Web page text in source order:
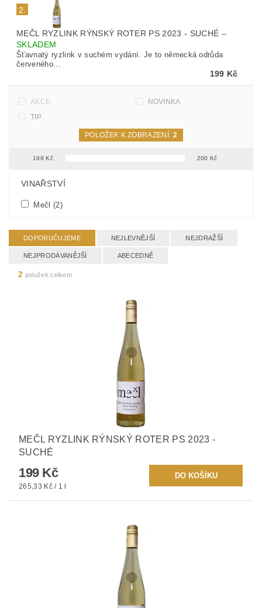
2.
MEČL RYZLINK RÝNSKÝ ROTER PS 2023 - SUCHÉ –
SKLADEM
Šťavnatý ryzlink v suchém vydání. Je to německá odrůda
červeného...
199 Kč
AKCE
NOVINKA
TIP
199 Kč 200 Kč
POLOŽEK K ZOBRAZENÍ: 2
FILTR PODLE PARAMETRŮ, VLASTNOSTÍ A VÝROBCŮ
VINAŘSTVÍ
Mečl (2)
DOPORUČUJEME NEJLEVNĚJŠÍ NEJDRAŽŠÍ
NEJPRODÁVANĚJŠÍ ABECEDNĚ
2 položek celkem
MEČL RYZLINK RÝNSKÝ ROTER PS 2023 -
SUCHÉ
199 Kč
265,33 Kč / 1 l